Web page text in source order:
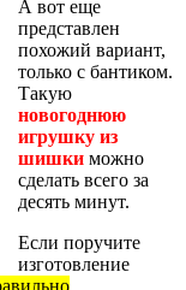
А вот еще
представлен
похожий вариант,
только с бантиком.
Такую
новогоднюю
игрушку из
шишки можно
сделать всего за
десять минут.
Если поручите
изготовление